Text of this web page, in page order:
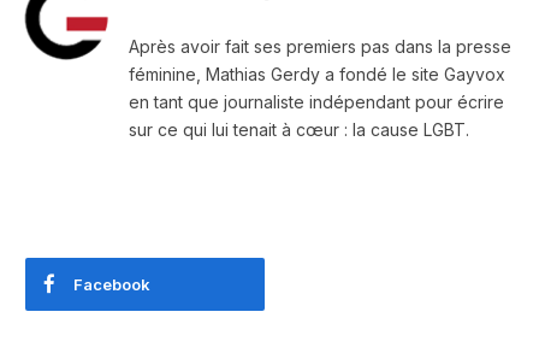
Après avoir fait ses premiers pas dans la presse
féminine, Mathias Gerdy a fondé le site Gayvox
en tant que journaliste indépendant pour écrire
sur ce qui lui tenait à cœur : la cause LGBT.
Facebook